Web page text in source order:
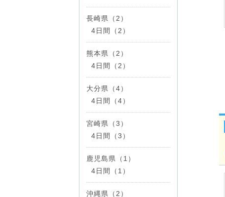
長崎県（2）
4日間（2）
熊本県（2）
4日間（2）
大分県（4）
4日間（4）
宮崎県（3）
4日間（3）
鹿児島県（1）
4日間（1）
沖縄県（2）